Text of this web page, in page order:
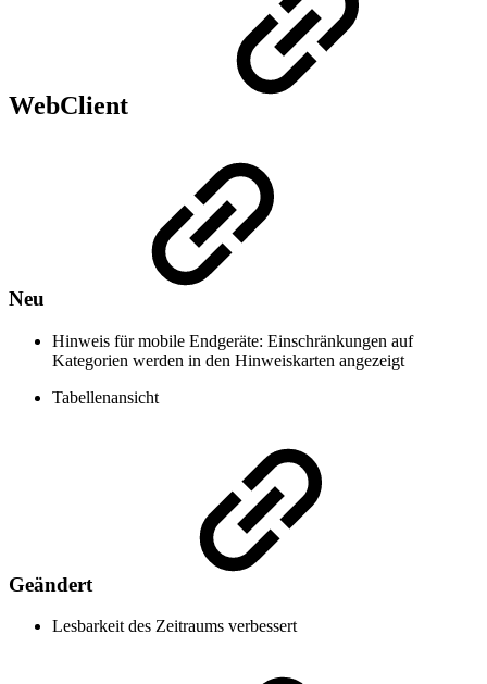
WebClient
Neu
Hinweis für mobile Endgeräte: Einschränkungen auf
Kategorien werden in den Hinweiskarten angezeigt
Tabellenansicht
Geändert
Lesbarkeit des Zeitraums verbessert